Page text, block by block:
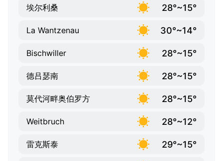
埃尔利桑 28°~15°
La Wantzenau 30°~14°
Bischwiller 28°~15°
德吕瑟南 28°~15°
莫代河畔奥伯罗方 28°~15°
Weitbruch 28°~12°
雷克斯泰 29°~15°